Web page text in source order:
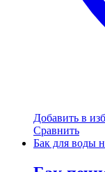
Добавить в
Сравнить
Бак для воды